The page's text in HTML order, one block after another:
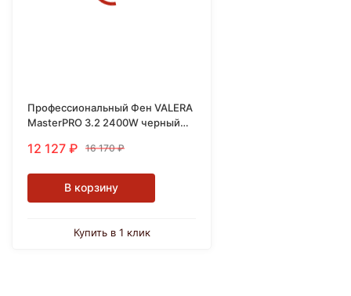
Профессиональный Фен VALERA
MasterPRO 3.2 2400W черный
12 127 ₽ 16 170₽
В корзину
Купить в 1 клик